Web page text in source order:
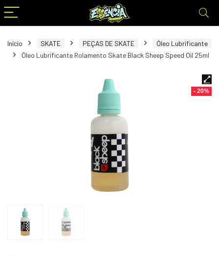
Início SKATE PEÇAS DE SKATE
Óleo Lubrificante
Óleo Lubrificante Rolamento Skate Black Sheep Speed Oil 25ml
- 20%